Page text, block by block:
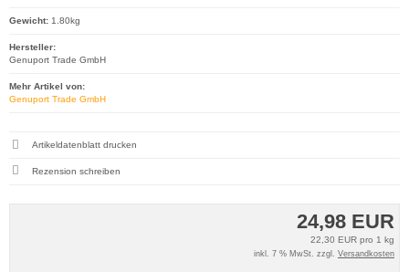
24,98 EUR
22,30 EUR pro 1 kg
inkl. 7 % MwSt. zzgl. Versandkosten
Gewicht: 1.80kg
Hersteller:
Genuport Trade GmbH
Mehr Artikel von:
Genuport Trade GmbH
Artikeldatenblatt drucken
Rezension schreiben